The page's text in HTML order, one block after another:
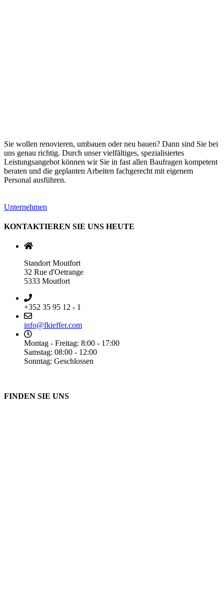
Sie wollen renovieren, umbauen oder neu bauen? Dann sind Sie bei
uns genau richtig. Durch unser vielfältiges, spezialisiertes
Leistungsangebot können wir Sie in fast allen Baufragen kompetent
beraten und die geplanten Arbeiten fachgerecht mit eigenem
Personal ausführen.
Unternehmen
KONTAKTIEREN SIE UNS HEUTE
Standort Moutfort
32 Rue d'Oetrange
5333 Moutfort
+352 35 95 12 - 1
info@fkieffer.com
Montag - Freitag: 8:00 - 17:00
Samstag: 08:00 - 12:00
Sonntag: Geschlossen
FINDEN SIE UNS